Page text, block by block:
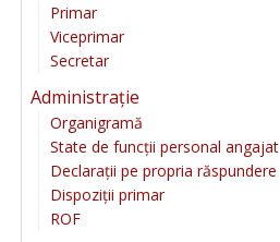
Primar
Viceprimar
Secretar
Administrație
Organigramă
State de funcții personal angajat
Declarații pe propria răspundere
Dispoziții primar
ROF